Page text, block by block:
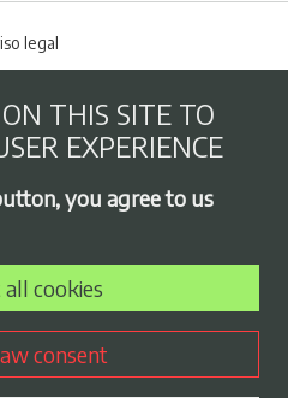
legal
policy
Policy
exchange
profile
THIS SITE TO
EXPERIENCE
you agree to us
cookies
consent